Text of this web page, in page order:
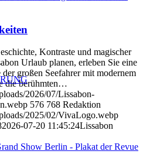
Kontraste und magischer
Urlaub planen, erleben Sie eine
großen Seefahrer mit modernem
die berühmten…
2026/07/Lissabon-
576 768 Redaktion
2025/02/VivaLogo.webp
2026-07-20 11:45:24Lissabon